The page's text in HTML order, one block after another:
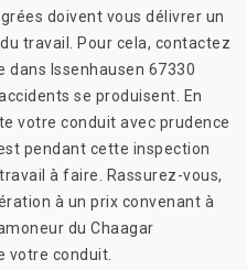
doivent vous délivrer un
travail. Pour cela, contactez
dans Issenhausen 67330
se produisent. En
votre conduit avec prudence
pendant cette inspection
à faire. Rassurez-vous,
à un prix convenant à
du Chaagar
votre conduit.